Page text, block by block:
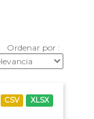
Ordenar por
CSV XLSX